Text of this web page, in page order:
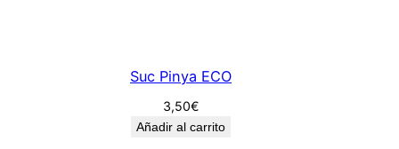
Suc Pinya ECO
3,50€
Añadir al carrito